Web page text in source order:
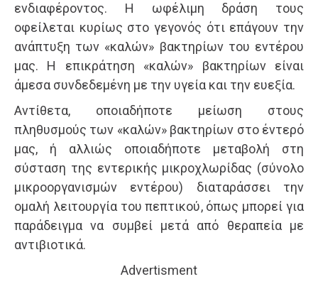
ενδιαφέροντος. Η ωφέλιμη δράση τους
οφείλεται κυρίως στο γεγονός ότι επάγουν την
ανάπτυξη των «καλών» βακτηρίων του εντέρου
μας. Η επικράτηση «καλών» βακτηρίων είναι
άμεσα συνδεδεμένη με την υγεία και την ευεξία.
Αντίθετα, οποιαδήποτε μείωση στους
πληθυσμούς των «καλών» βακτηρίων στο έντερό
μας, ή αλλιώς οποιαδήποτε μεταβολή στη
σύσταση της εντερικής μικροχλωρίδας (σύνολο
μικροοργανισμών εντέρου) διαταράσσει την
ομαλή λειτουργία του πεπτικού, όπως μπορεί για
παράδειγμα να συμβεί μετά από θεραπεία με
αντιβιοτικά.
Advertisment